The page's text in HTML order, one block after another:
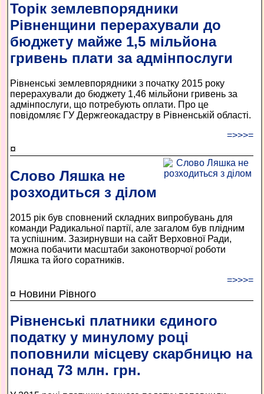
Торік землевпорядники
Рівненщини перерахували до
бюджету майже 1,5 мільйона
гривень плати за адмінпослуги
Рівненські землевпорядники з початку 2015 року
перерахували до бюджету 1,46 мільйони гривень за
адмінпослуги, що потребують оплати. Про це
повідомляє ГУ Держгеокадастру в Рівненській області.
=>>>=
¤
Слово Ляшка не
розходиться з ділом
2015 рік був сповнений складних випробувань для
команди Радикальної партії, але загалом був плідним
та успішним. Зазирнувши на сайт Верховної Ради,
можна побачити масштаби законотворчої роботи
Ляшка та його соратників.
=>>>=
¤ Новини Рівного
Рівненські платники єдиного
податку у минулому році
поповнили місцеву скарбницю на
понад 73 млн. грн.